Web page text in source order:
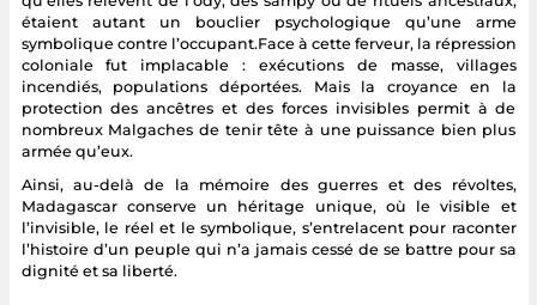
étaient autant un bouclier psychologique qu’une arme
symbolique contre l’occupant.Face à cette ferveur, la répression
coloniale fut implacable : exécutions de masse, villages
incendiés, populations déportées. Mais la croyance en la
protection des ancêtres et des forces invisibles permit à de
nombreux Malgaches de tenir tête à une puissance bien plus
armée qu’eux.
Ainsi, au-delà de la mémoire des guerres et des révoltes,
Madagascar conserve un héritage unique, où le visible et
l’invisible, le réel et le symbolique, s’entrelacent pour raconter
l’histoire d’un peuple qui n’a jamais cessé de se battre pour sa
dignité et sa liberté.